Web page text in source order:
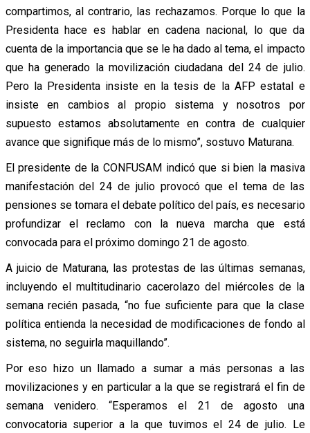
compartimos, al contrario, las rechazamos. Porque lo que la
Presidenta hace es hablar en cadena nacional, lo que da
cuenta de la importancia que se le ha dado al tema, el impacto
que ha generado la movilización ciudadana del 24 de julio.
Pero la Presidenta insiste en la tesis de la AFP estatal e
insiste en cambios al propio sistema y nosotros por
supuesto estamos absolutamente en contra de cualquier
avance que signifique más de lo mismo”, sostuvo Maturana.
El presidente de la CONFUSAM indicó que si bien la masiva
manifestación del 24 de julio provocó que el tema de las
pensiones se tomara el debate político del país, es necesario
profundizar el reclamo con la nueva marcha que está
convocada para el próximo domingo 21 de agosto.
A juicio de Maturana, las protestas de las últimas semanas,
incluyendo el multitudinario cacerolazo del miércoles de la
semana recién pasada, “no fue suficiente para que la clase
política entienda la necesidad de modificaciones de fondo al
sistema, no seguirla maquillando”.
Por eso hizo un llamado a sumar a más personas a las
movilizaciones y en particular a la que se registrará el fin de
semana venidero. “Esperamos el 21 de agosto una
convocatoria superior a la que tuvimos el 24 de julio. Le